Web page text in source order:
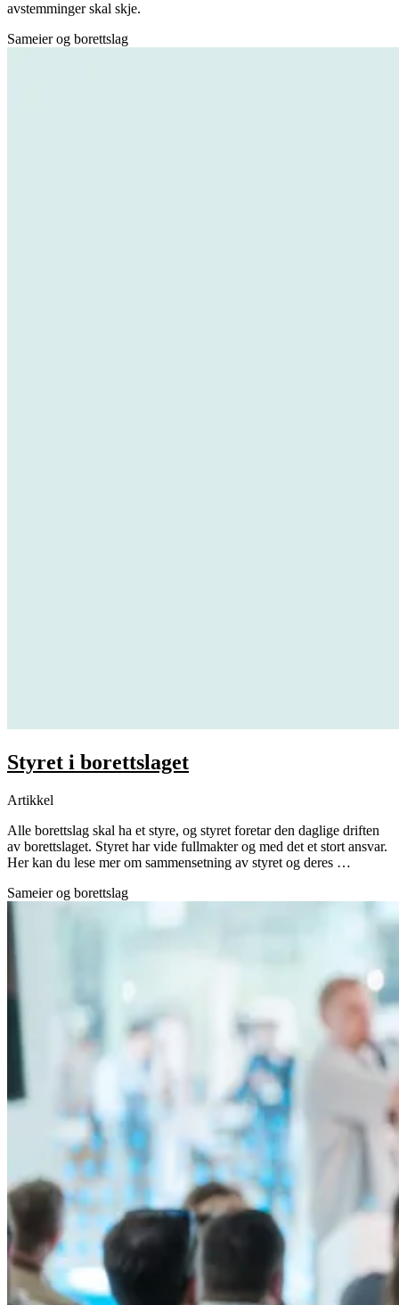
avstemminger skal skje.
Sameier og borettslag
Styret i borettslaget
Artikkel
Alle borettslag skal ha et styre, og styret foretar den daglige driften
av borettslaget. Styret har vide fullmakter og med det et stort ansvar.
Her kan du lese mer om sammensetning av styret og deres …
Sameier og borettslag